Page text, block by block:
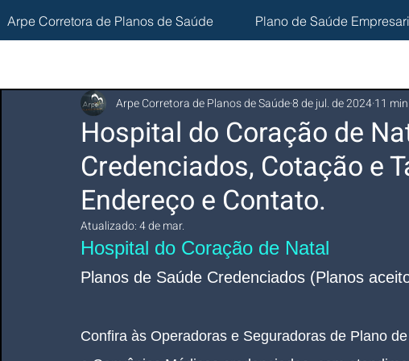
Arpe Corretora de Planos de Saúde Plano de Saúde
Hospital do Coração de
Credenciados, Cotação e
Endereço e Contato.
Arpe Corretora de Planos de Saúde8 de jul. de 202411
Atualizado:4 de mar.
Hospital do Coração de Natal
Planos de Saúde Credenciados (Planos
Confira às Operadoras e Seguradoras de Plano